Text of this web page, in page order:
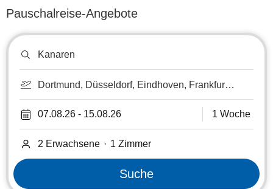
Pauschalreise-Angebote
oder
Dortmund, Düsseldorf, Eindhoven, Frankfurt
Luxemburg, Lüttich, Maastricht, Münster-
Osnabrück, Paderborn, Saarbrücken,
Strasbourg, Weeze/Niederrhein
07.08.26 - 15.08.26 1 Woche
2 Erwachsene · 1 Zimmer
Suche